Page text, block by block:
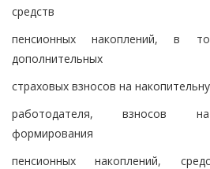
средств
пенсионных накоплений, в
дополнительных
страховых взносов на
работодателя, взносов на
формирования
пенсионных накоплений,